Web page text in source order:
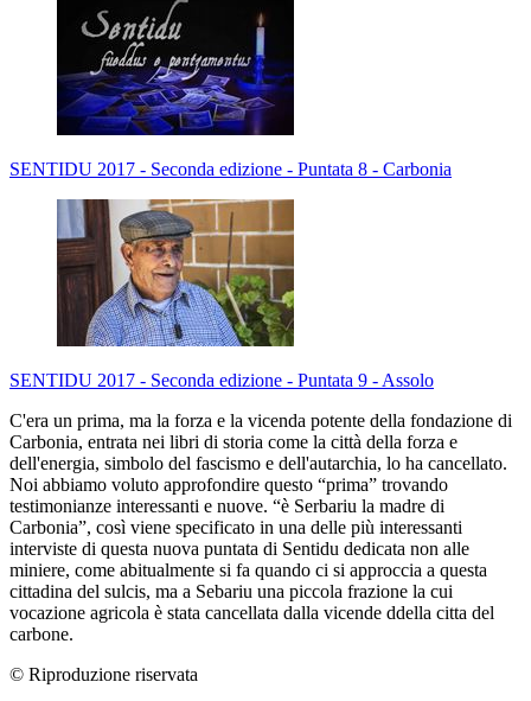
SENTIDU 2017 - Seconda edizione - Puntata 8 - Carbonia
SENTIDU 2017 - Seconda edizione - Puntata 9 - Assolo
C'era un prima, ma la forza e la vicenda potente della fondazione di
Carbonia, entrata nei libri di storia come la città della forza e
dell'energia, simbolo del fascismo e dell'autarchia, lo ha cancellato.
Noi abbiamo voluto approfondire questo “prima” trovando
testimonianze interessanti e nuove. “è Serbariu la madre di
Carbonia”, così viene specificato in una delle più interessanti
interviste di questa nuova puntata di Sentidu dedicata non alle
miniere, come abitualmente si fa quando ci si approccia a questa
cittadina del sulcis, ma a Sebariu una piccola frazione la cui
vocazione agricola è stata cancellata dalla vicende ddella citta del
carbone.
© Riproduzione riservata